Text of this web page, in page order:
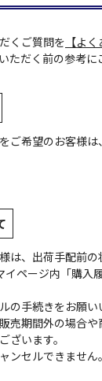
くご質問を 【よ
ただく前の参考に
ご希望のお客様
は、出荷手配前
ページ内「購入
手続きをお願い
売期間外の場合や
ざいます。
ンセルできません